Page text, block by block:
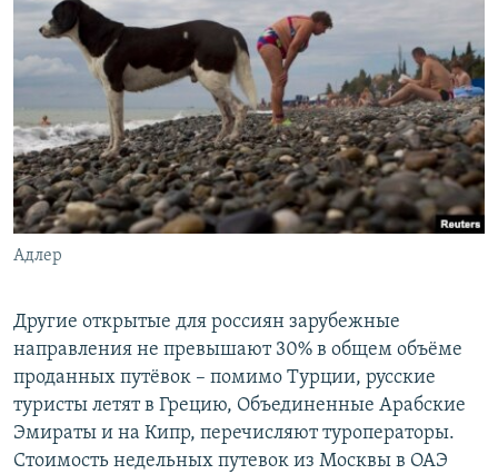
Адлер
Другие открытые для россиян зарубежные
направления не превышают 30% в общем объёме
проданных путёвок – помимо Турции, русские
туристы летят в Грецию, Объединенные Арабские
Эмираты и на Кипр, перечисляют туроператоры.
Стоимость недельных путевок из Москвы в ОАЭ